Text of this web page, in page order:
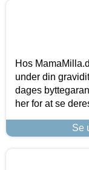
Hos
under din
dages
her for at se
Se